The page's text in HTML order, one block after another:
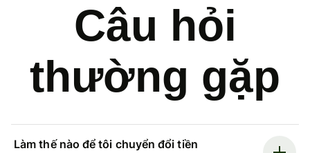
Câu hỏi
thường gặp
Làm thế nào để tôi chuyển đổi tiền